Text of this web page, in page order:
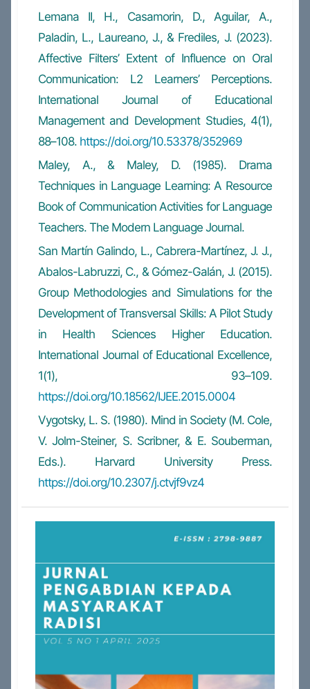
Lemana II, H., Casamorin, D., Aguilar, A.,
Paladin, L., Laureano, J., & Frediles, J. (2023).
Affective Filters’ Extent of Influence on Oral
Communication: L2 Learners’ Perceptions.
International Journal of Educational
Management and Development Studies, 4(1),
88–108. https://doi.org/10.53378/352969
Maley, A., & Maley, D. (1985). Drama
Techniques in Language Learning: A Resource
Book of Communication Activities for Language
Teachers. The Modern Language Journal.
San Martín Galindo, L., Cabrera-Martínez, J. J.,
Abalos-Labruzzi, C., & Gómez-Galán, J. (2015).
Group Methodologies and Simulations for the
Development of Transversal Skills: A Pilot Study
in Health Sciences Higher Education.
International Journal of Educational Excellence,
1(1), 93–109.
https://doi.org/10.18562/IJEE.2015.0004
Vygotsky, L. S. (1980). Mind in Society (M. Cole,
V. Jolm-Steiner, S. Scribner, & E. Souberman,
Eds.). Harvard University Press.
https://doi.org/10.2307/j.ctvjf9vz4